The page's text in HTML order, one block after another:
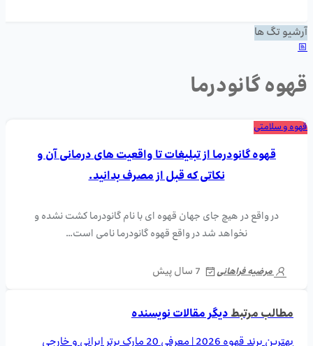
آرشیو تگ ها
قهوه گانودرما
قهوه و سلامتی
قهوه گانودرما از تبلیغات تا واقعیت های درمانی آن و
نکاتی که قبل از مصرف بدانید.
در واقع در هیچ جای جهان قهوه ای با نام گانودرما کشت نشده و
نخواهد شد در واقع قهوه گانودرما نامی است…
مرضیه فراهانی 7 سال پیش
مطالب مرتبطدیگر مقالات نویسنده
بهترین برند قهوه 2026 | معرفی 20 مارک برتر ایرانی و خارجی